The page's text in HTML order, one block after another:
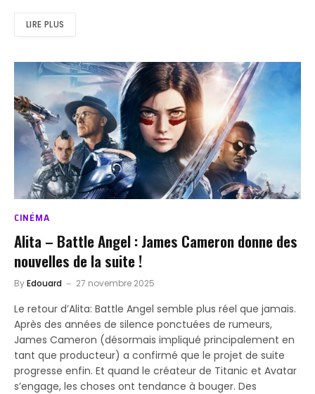
LIRE PLUS
CINÉMA
Alita – Battle Angel : James Cameron donne des
nouvelles de la suite !
ByEdouard 27 novembre 2025
Le retour d’Alita: Battle Angel semble plus réel que jamais.
Après des années de silence ponctuées de rumeurs,
James Cameron (désormais impliqué principalement en
tant que producteur) a confirmé que le projet de suite
progresse enfin. Et quand le créateur de Titanic et Avatar
s’engage, les choses ont tendance à bouger. Des